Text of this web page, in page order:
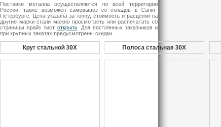
Поставки металла осуществляются по всей территории
России, также возможен самовывоз со складов в Санкт-
Петербурге. Цена указана за тонну, стоимость и расценки на
другие марки стали можно просмотреть или распечатать со
страницы прайс лист открыть. Для постоянных заказчиков и
при крупных заказах предусмотрены скидки.
Круг стальной 30Х Полоса стальная 30Х